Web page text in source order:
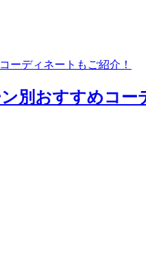
ーディネートもご紹介！
別おすすめコ